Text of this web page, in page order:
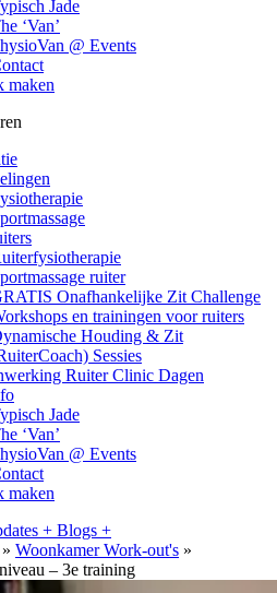
Jade
‘Van’
@ Events
maken
ruiter
Onafhankelijke Zit Challenge
en trainingen voor ruiters
Houding & Zit
Sessies
Ruiter Clinic Dagen
Jade
‘Van’
@ Events
maken
+ Blogs +
» Woonkamer Work-out's »
– 3e training